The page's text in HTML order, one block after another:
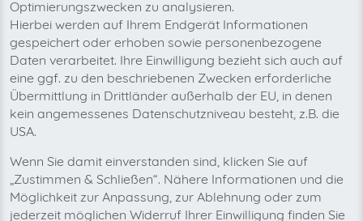
Optimierungszwecken zu analysieren.
Hierbei werden auf Ihrem Endgerät Informationen
gespeichert oder erhoben sowie personenbezogene
Daten verarbeitet. Ihre Einwilligung bezieht sich auch auf
eine ggf. zu den beschriebenen Zwecken erforderliche
Übermittlung in Drittländer außerhalb der EU, in denen
kein angemessenes Datenschutzniveau besteht, z.B. die
USA.
Wenn Sie damit einverstanden sind, klicken Sie auf
„Zustimmen & Schließen“. Nähere Informationen und die
Möglichkeit zur Anpassung, zur Ablehnung oder zum
jederzeit möglichen Widerruf Ihrer Einwilligung finden Sie